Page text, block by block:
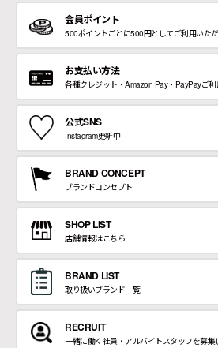
お問い合わせ
会員ポイント
500ポイントごとに500円としてご利用いただ
お支払い方法
各種クレジット・Amazon Pay・PayPayご利
公式SNS
Instagram更新中
BRAND CONCEPT
ブランドコンセプト
SHOP LIST
店舗情報はこちら
BRAND LIST
取り扱いブランド一覧
RECRUIT
一緒に働く社員・アルバイトスタッフを募集